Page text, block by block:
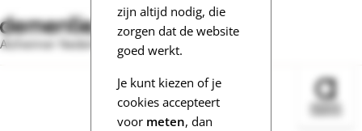
zijn altijd nodig, die
zorgen dat de website
goed werkt.
Je kunt kiezen of je
cookies accepteert
voor meten, dan
Alzheimer Nederland